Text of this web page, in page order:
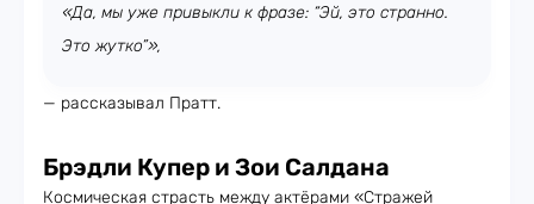
«Да, мы уже привыкли к фразе: “Эй, это странно.
Это жутко”»,
— рассказывал Пратт.
Брэдли Купер и Зои Салдана
Космическая страсть между актёрами «Стражей